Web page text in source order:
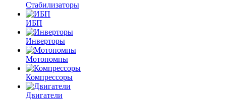
Стабилизаторы
ИБП
Инверторы
Мотопомпы
Компрессоры
Двигатели